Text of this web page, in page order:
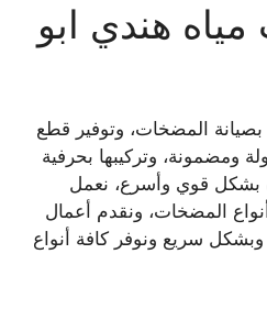
هندي ابو
المضخات، وتوفير قطع
ومضمونة، وتركيبها بحرفية
بشكل قوي وأسرع، نعمل
المضخات، ونقدم أعمال
وبشكل سريع ونوفر كافة أنواع